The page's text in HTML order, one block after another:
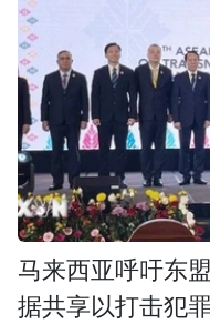
马来西亚呼吁东
据共享以打击犯罪